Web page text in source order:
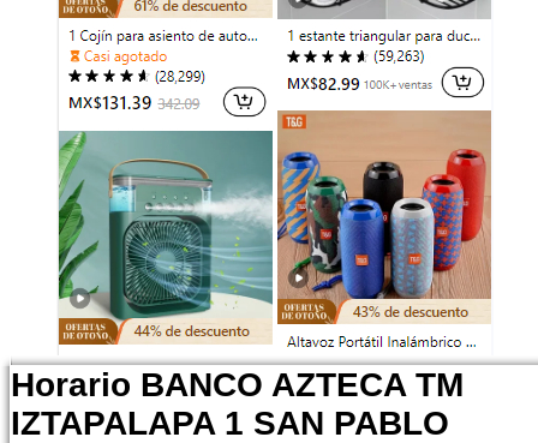
Horario BANCO AZTECA TM
IZTAPALAPA 1 SAN PABLO